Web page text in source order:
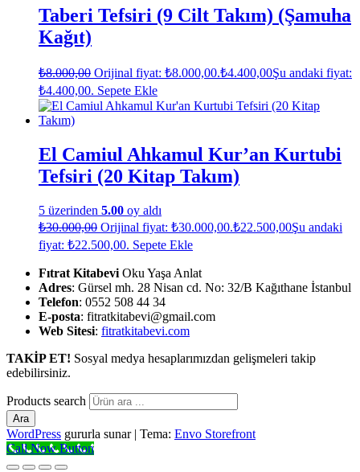
Taberi Tefsiri (9 Cilt Takım) (Şamuha
Kağıt)
₺8.000,00 Orijinal fiyat: ₺8.000,00.₺4.400,00Şu andaki fiyat:
₺4.400,00. Sepete Ekle
El Camiul Ahkamul Kur’an Kurtubi
Tefsiri (20 Kitap Takım)
5 üzerinden 5.00 oy aldı
₺30.000,00 Orijinal fiyat: ₺30.000,00.₺22.500,00Şu andaki
fiyat: ₺22.500,00. Sepete Ekle
Fıtrat Kitabevi Oku Yaşa Anlat
Adres: Gürsel mh. 28 Nisan cd. No: 32/B Kağıthane İstanbul
Telefon: 0552 508 44 34
E-posta: fitratkitabevi@gmail.com
Web Sitesi: fitratkitabevi.com
TAKİP ET! Sosyal medya hesaplarımızdan gelişmeleri takip
edebilirsiniz.
Products search
Ara
WordPress gururla sunar | Tema: Envo Storefront
Call Now Button